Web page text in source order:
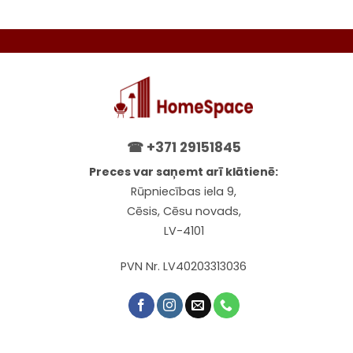
☎ +371 29151845
Preces var saņemt arī klātienē:
Rūpniecības iela 9,
Cēsis, Cēsu novads,
LV-4101
PVN Nr. LV40203313036